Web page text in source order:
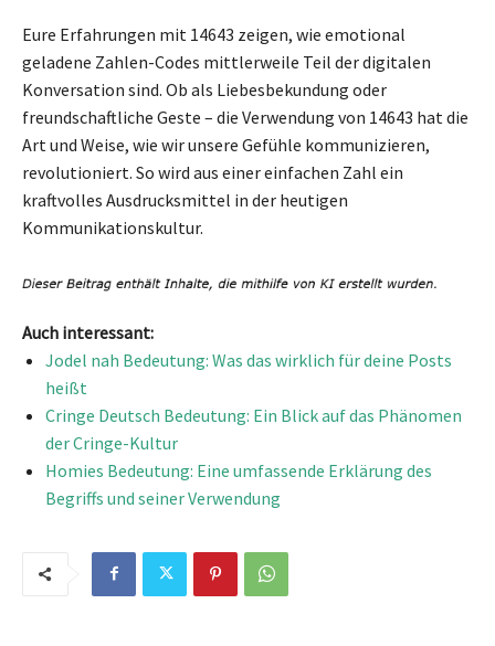
Eure Erfahrungen mit 14643 zeigen, wie emotional
geladene Zahlen-Codes mittlerweile Teil der digitalen
Konversation sind. Ob als Liebesbekundung oder
freundschaftliche Geste – die Verwendung von 14643 hat die
Art und Weise, wie wir unsere Gefühle kommunizieren,
revolutioniert. So wird aus einer einfachen Zahl ein
kraftvolles Ausdrucksmittel in der heutigen
Kommunikationskultur.
Auch interessant:
Jodel nah Bedeutung: Was das wirklich für deine Posts
heißt
Cringe Deutsch Bedeutung: Ein Blick auf das Phänomen
der Cringe-Kultur
Homies Bedeutung: Eine umfassende Erklärung des
Begriffs und seiner Verwendung